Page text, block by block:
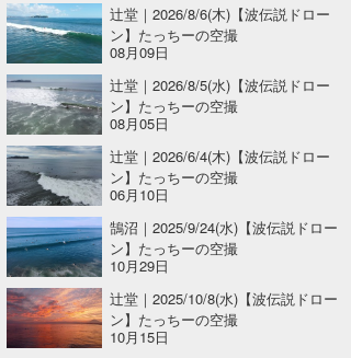
辻堂｜2026/8/6(木)【波伝説ドロー
ン】たっちーの空撮
08月09日
辻堂｜2026/8/5(水)【波伝説ドロー
ン】たっちーの空撮
08月05日
辻堂｜2026/6/4(木)【波伝説ドロー
ン】たっちーの空撮
06月10日
鵠沼｜2025/9/24(水)【波伝説ドロー
ン】たっちーの空撮
10月29日
辻堂｜2025/10/8(水)【波伝説ドロー
ン】たっちーの空撮
10月15日
NOBUFUKU
大野”MAR”修聖
喜納海人
G◎Da
H
KID
KOBU
KY
MIN
mitz
OYZ